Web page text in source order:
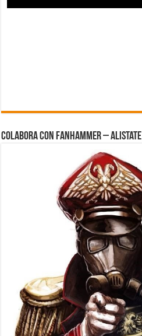
Colabora con FanHammer – Alistate